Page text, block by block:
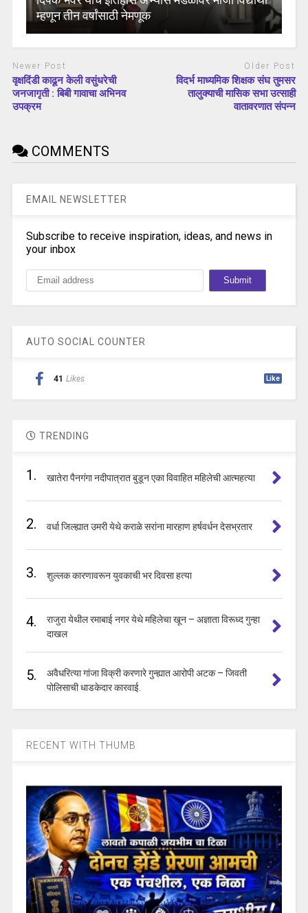
म्हणून तीन वर्षांसाठी नेमणूक
Newer Post
वृक्षदिंडी काढून केली वसुंधरेची
जनजागृती : बिबी गावाचा अभिनव
उपक्रम
Older Post
विदर्भ माध्यमिक शिक्षक संघ तुमसर
तालुक्याची मासिक सभा उत्साही
वातावरणात संपन्न
COMMENTS
EMAIL NEWSLETTER
Subscribe to receive inspiration, ideas, and news in
your inbox
AUTO SOCIAL COUNTER
41 Likes Like
TRENDING
1. खातेरा पैनगंगा नदीपात्रात बुडून एका विवाहित महिलेची आत्महत्या
2. वर्धा जिल्ह्यात उमरी येथे कराळे सरांना मारहाण हर्षवर्धन देसभ्रतार
3. शुल्लक कारणावरून युवकाची भर दिवसा हत्या
4.
राजुरा येथील रमाबाई नगर येथे महिलेचा खून – अज्ञाता विरूध्द गुन्हा
दाखल
5.
अवैधरित्या गांजा विक्री करणारे गुन्ह्यात आरोपी अटक – जिवती
पोलिसाची धाडकेदार कारवाई.
RECENT WITH THUMB